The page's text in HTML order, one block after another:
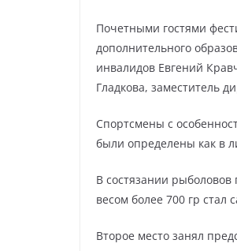
Почетными гостями
дополнительного
инвалидов Евгений
Гладкова, заместитель
Спортсмены с
были определены как в
В состязании
весом более 700 гр
Второе место занял